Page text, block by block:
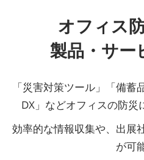
オフィス
製品・サー
「災害対策ツール」「備
DX」などオフィスの防災
効率的な情報収集や、出展
が可